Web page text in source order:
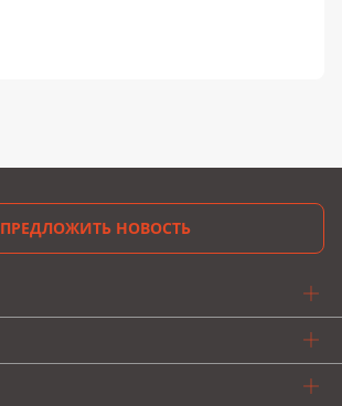
ПРЕДЛОЖИТЬ НОВОСТЬ